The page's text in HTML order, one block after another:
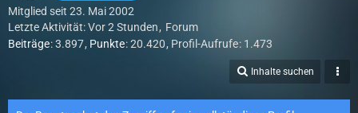
Mitglied seit 23. Mai 2002
Letzte Aktivität:Vor 2 Stunden
Forum
Beiträge 3.897 Punkte 20.420 Profil-Aufrufe 1.473
Inhalte suchen